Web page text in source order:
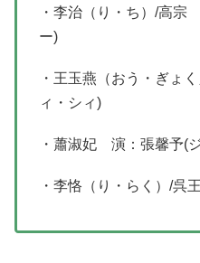
・李治（り・ち）/高宗
ー)
・王玉燕（おう・ぎょ
ィ・シィ)
・蕭淑妃 演：張馨予(
・李恪（り・らく）/